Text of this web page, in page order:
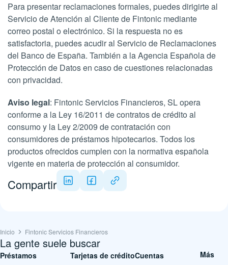
Para presentar reclamaciones formales, puedes dirigirte al
Servicio de Atención al Cliente de Fintonic mediante
correo postal o electrónico. Si la respuesta no es
satisfactoria, puedes acudir al Servicio de Reclamaciones
del Banco de España. También a la Agencia Española de
Protección de Datos en caso de cuestiones relacionadas
con privacidad.
Aviso legal: Fintonic Servicios Financieros, SL opera
conforme a la Ley 16/2011 de contratos de crédito al
consumo y la Ley 2/2009 de contratación con
consumidores de préstamos hipotecarios. Todos los
productos ofrecidos cumplen con la normativa española
vigente en materia de protección al consumidor.
Compartir
Inicio Fintonic Servicios Financieros
La gente suele buscar
Préstamos Tarjetas de créditoCuentas Más